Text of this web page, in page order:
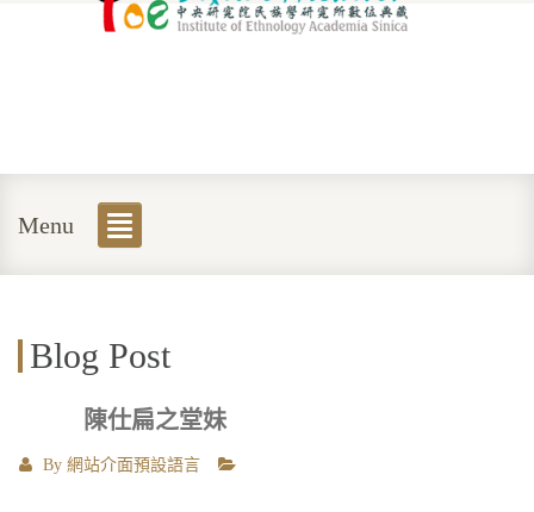
Menu
Blog Post
陳仕扁之堂妹
By 網站介面預設語言